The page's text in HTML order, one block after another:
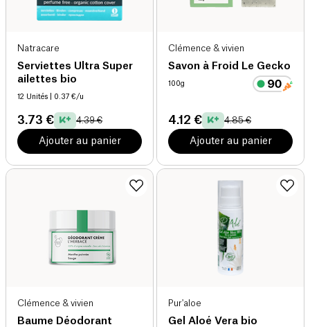
Natracare
Serviettes Ultra Super
ailettes bio
12 Unités | 0.37 €/u
3.73 € 4.39 €
Ajouter au panier
Clémence & vivien
Savon à Froid Le Gecko
100g
4.12 € 4.85 €
Ajouter au panier
Clémence & vivien
Baume Déodorant
Pur'aloe
Gel Aloé Vera bio